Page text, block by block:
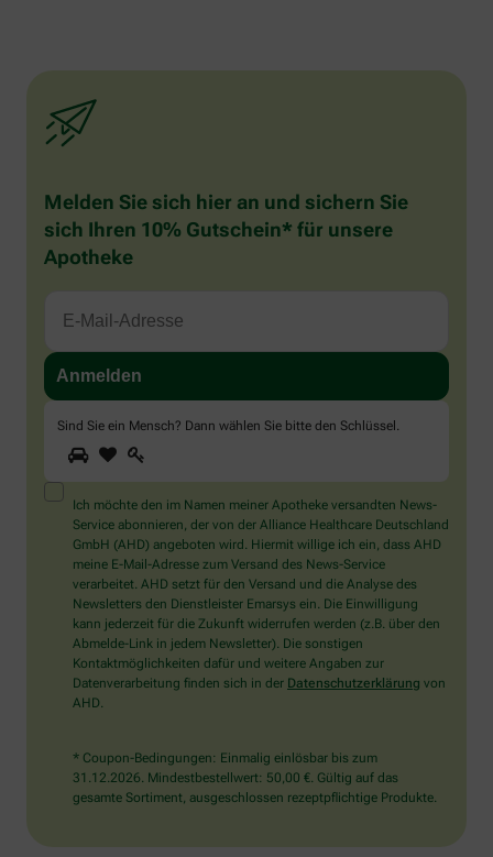
Melden Sie sich hier an und sichern Sie
sich Ihren 10% Gutschein* für unsere
Apotheke
Sind Sie ein Mensch? Dann wählen Sie bitte den Schlüssel .
Sind
Sie
ein
Mensch?
Dann
wählen
Sie
bitte
den
Schlüssel.
1 2
Ich möchte den im Namen meiner Apotheke versandten News-
Service abonnieren, der von der Alliance Healthcare Deutschland
GmbH (AHD) angeboten wird. Hiermit willige ich ein, dass AHD
meine E-Mail-Adresse zum Versand des News-Service
verarbeitet. AHD setzt für den Versand und die Analyse des
Newsletters den Dienstleister Emarsys ein. Die Einwilligung
kann jederzeit für die Zukunft widerrufen werden (z.B. über den
Abmelde-Link in jedem Newsletter). Die sonstigen
Kontaktmöglichkeiten dafür und weitere Angaben zur
Datenverarbeitung finden sich in der Datenschutzerklärung von
AHD.
* Coupon-Bedingungen: Einmalig einlösbar bis zum
31.12.2026. Mindestbestellwert: 50,00 €. Gültig auf das
gesamte Sortiment, ausgeschlossen rezeptpflichtige Produkte.